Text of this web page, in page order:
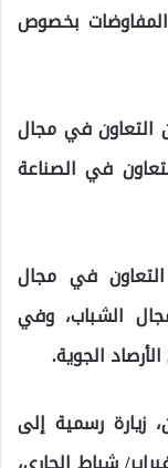
المفاوضات بخصوص
التعاون في مجال
في الصناعة
في مجال
الشباب، وفي
الجوية.
زيارة رسمية إلى